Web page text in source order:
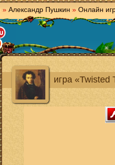
» Александр Пушкин » Онлайн
игра «Twisted